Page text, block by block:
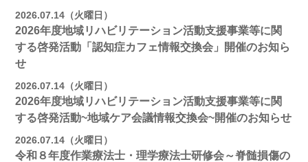
2026.07.14（火曜日）
2026年度地域リハビリテーション活動支援事業等に関
する啓発活動「認知症カフェ情報交換会」開催のお知ら
せ
2026.07.14（火曜日）
2026年度地域リハビリテーション活動支援事業等に関
する啓発活動~地域ケア会議情報交換会~開催のお知らせ
2026.07.14（火曜日）
令和８年度作業療法士・理学療法士研修会～脊髄損傷の